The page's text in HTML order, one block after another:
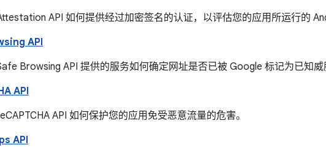
API 如何提供经过加密签名的认证，以评估您的应用所运行的
API
Browsing API 提供的服务如何确定网址是否已被 Google 标记为已知威
API
API 如何保护您的应用免受恶意流量的危害。
API